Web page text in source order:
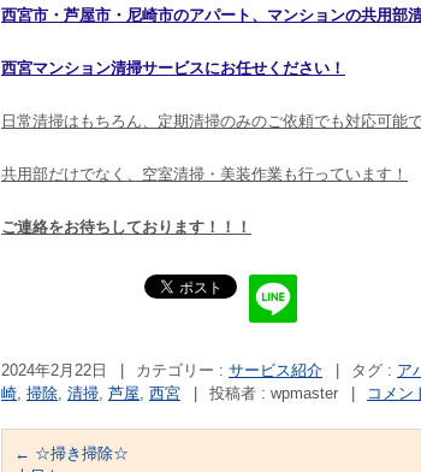
西宮市・芦屋市・尼崎市のアパート、マンションの共用部清
西宮マンション清掃サービスにお任せください！
日常清掃はもちろん、定期清掃のみのご依頼でも対応可能
共用部だけでなく、空室清掃・美装作業も行っています！
ご連絡をお待ちしております！！！
2024年2月22日 カテゴリー : サービス紹介 タグ : ア
崎 掃除 清掃 芦屋 西宮 投稿者 : wpmaster コメン
← ☆掃き掃除☆